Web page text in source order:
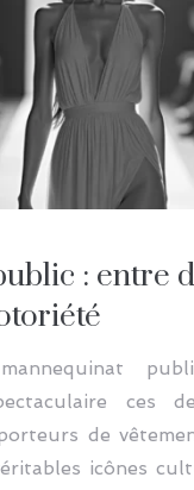
: entre
ces
de
icônes